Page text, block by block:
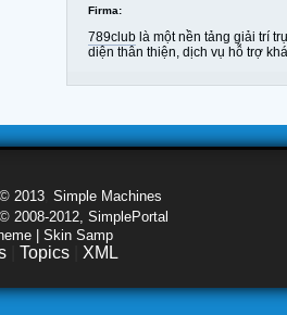
Firma:
789club là một nền tảng giải trí
diện thân thiện, dịch vụ hỗ trợ
2013 Simple Machines
2008-2012, SimplePortal
| Skin Samp
Topics XML